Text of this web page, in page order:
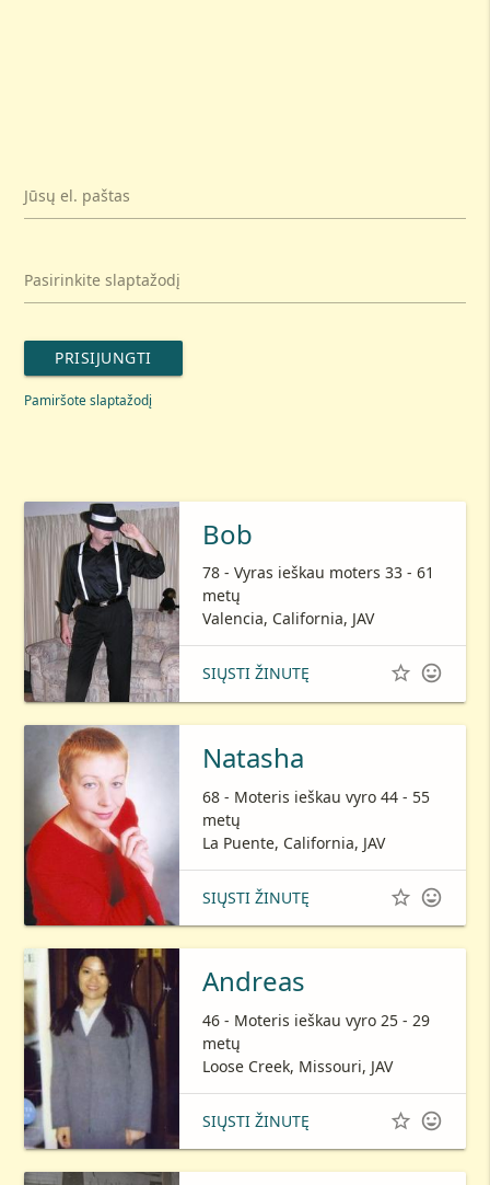
Jūsų el. paštas
Pasirinkite slaptažodį
PRISIJUNGTI
Pamiršote slaptažodį
Bob
78 - Vyras ieškau moters 33 - 61
metų
Valencia, California, JAV
SIŲSTI ŽINUTĘ  
Natasha
68 - Moteris ieškau vyro 44 - 55
metų
La Puente, California, JAV
SIŲSTI ŽINUTĘ  
Andreas
46 - Moteris ieškau vyro 25 - 29
metų
Loose Creek, Missouri, JAV
SIŲSTI ŽINUTĘ  